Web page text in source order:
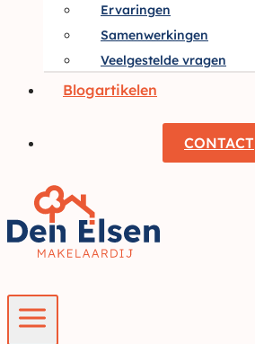
Ervaringen
Samenwerkingen
Veelgestelde vragen
Blogartikelen
CONTACT